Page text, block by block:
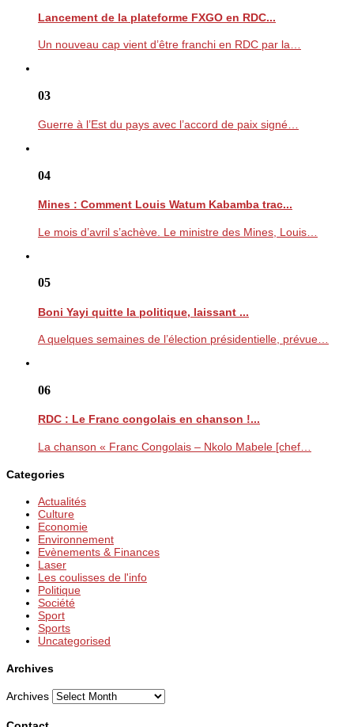
Lancement de la plateforme FXGO en RDC...
Un nouveau cap vient d’être franchi en RDC par la…
03
Guerre à l’Est du pays avec l’accord de paix signé…
04
Mines : Comment Louis Watum Kabamba trac...
Le mois d’avril s’achève. Le ministre des Mines, Louis…
05
Boni Yayi quitte la politique, laissant ...
A quelques semaines de l’élection présidentielle, prévue…
06
RDC : Le Franc congolais en chanson !...
La chanson « Franc Congolais – Nkolo Mabele [chef…
Categories
Actualités
Culture
Economie
Environnement
Evènements & Finances
Laser
Les coulisses de l'info
Politique
Société
Sport
Sports
Uncategorised
Archives
Archives